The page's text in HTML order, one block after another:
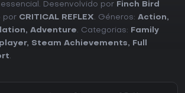
Desenvolvido por Finch Bird
por CRITICAL REFLEX. Géneros: Action,
, Adventure. Categorias:
Family
, Steam Achievements,
Full
.